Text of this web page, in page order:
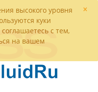
×
высокого уровня
куки
с тем,
на вашем